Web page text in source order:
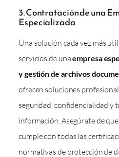
3. Contratación de una
Especializada
Una solución cada vez más
servicios de unaempresa
y gestión de archivos
ofrecen soluciones
seguridad, confidencialidad y
información. Asegúrate de
cumple con todas las
normativas de protección de